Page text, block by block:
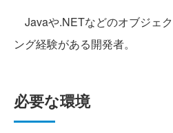
Javaや.NETなどのオブジェ
ング経験がある開発者。
必要な環境